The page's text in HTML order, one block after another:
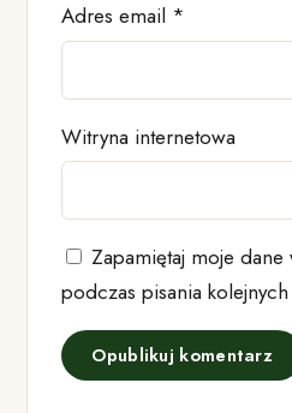
Adres email *
Witryna internetowa
Zapamiętaj moje
podczas pisania